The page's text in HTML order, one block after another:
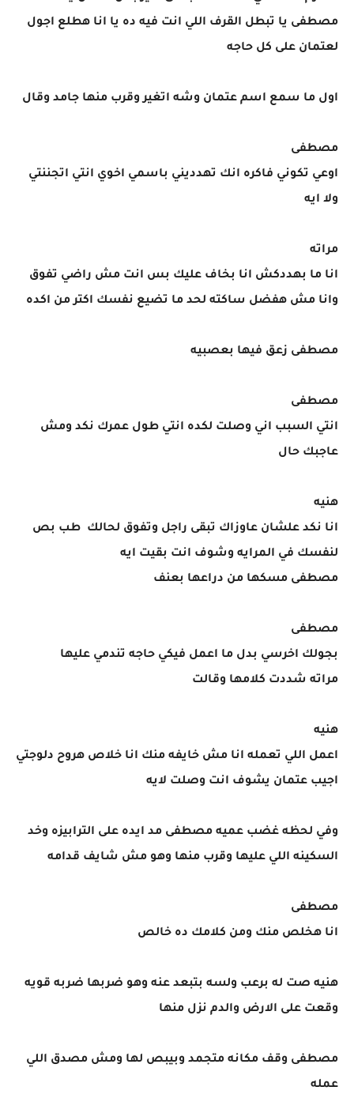
مصطفى يا تبطل القرف اللي انت فيه ده يا انا هطلع اجول
لعتمان على كل حاجه
اول ما سمع اسم عتمان وشه اتغير وقرب منها جامد وقال
مصطفى
اوعي تكوني فاكره انك تهدديني باسمي اخوي انتي اتجننتي
ولا ايه
مراته
انا ما بهددكش انا بخاف عليك بس انت مش راضي تفوق
وانا مش هفضل ساكته لحد ما تضيع نفسك اكتر من اكده
مصطفى زعق فيها بعصبيه
مصطفى
انتي السبب اني وصلت لكده انتي طول عمرك نكد ومش
عاجبك حال
هنيه
انا نكد علشان عاوزاك تبقى راجل وتفوق لحالك طب بص
لنفسك في المرايه وشوف انت بقيت ايه
مصطفى مسكها من دراعها بعنف
مصطفى
بجولك اخرسي بدل ما اعمل فيكي حاجه تندمي عليها
مراته شددت كلامها وقالت
هنيه
اعمل اللي تعمله انا مش خايفه منك انا خلاص هروح دلوجتي
اجيب عتمان يشوف انت وصلت لايه
وفي لحظه غضب عميه مصطفى مد ايده على الترابيزه وخد
السكينه اللي عليها وقرب منها وهو مش شايف قدامه
مصطفى
انا هخلص منك ومن كلامك ده خالص
هنيه صت له برعب ولسه بتبعد عنه وهو ضربها ضربه قويه
وقعت على الارض والدم نزل منها
مصطفى وقف مكانه متجمد وبيبص لها ومش مصدق اللي
عمله